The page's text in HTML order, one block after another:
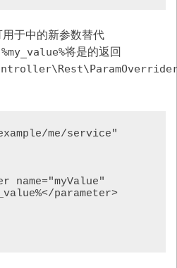
于中的新参数替代
%my_value%将是的返回
me/service"
parameter>